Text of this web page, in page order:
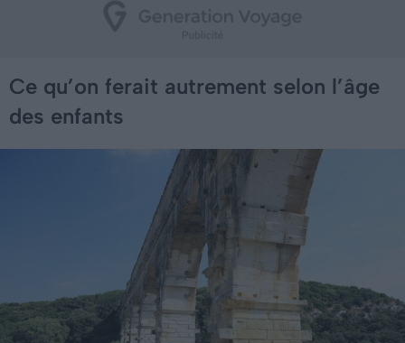
Ce qu’on ferait autrement selon l’âge
des enfants